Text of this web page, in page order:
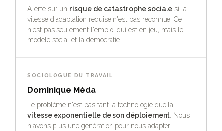
Alerte sur un risque de catastrophe sociale si la
vitesse d'adaptation requise n'est pas reconnue. Ce
n'est pas seulement l'emploi qui est en jeu, mais le
modèle social et la démocratie.
SOCIOLOGUE DU TRAVAIL
Dominique Méda
Le problème n'est pas tant la technologie que la
vitesse exponentielle de son déploiement . Nous
n'avons plus une génération pour nous adapter —